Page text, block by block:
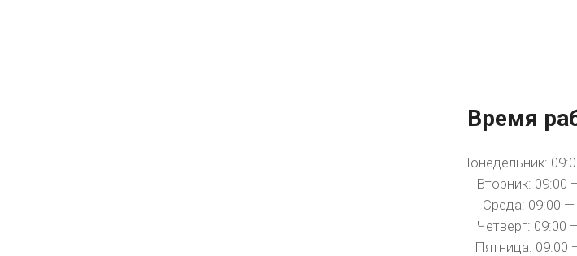
Время
Понедельник:
Вторник: 09:00
Среда: 09:00 —
Четверг: 09:00
Пятница: 09:00